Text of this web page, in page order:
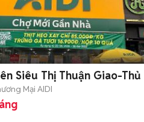
Siêu Thị Thuận Giao-
Mại AIDI